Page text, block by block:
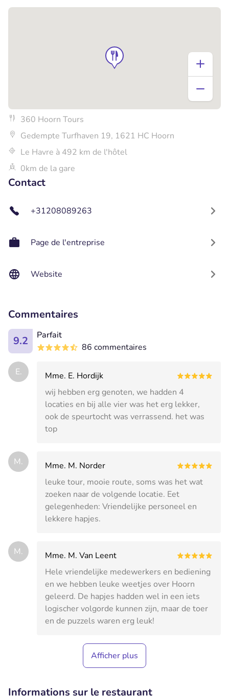
360 Hoorn Tours
Gedempte Turfhaven 19, 1621 HC Hoorn
Le Havre à 492 km de l'hôtel
0km de la gare
Contact
+31208089263
Page de l'entreprise
Website
Commentaires
9.2
Parfait
86 commentaires
E.
Mme. E. Hordijk
wij hebben erg genoten, we hadden 4
locaties en bij alle vier was het erg lekker,
ook de speurtocht was verrassend. het was
top
M.
Mme. M. Norder
leuke tour, mooie route, soms was het wat
zoeken naar de volgende locatie. Eet
gelegenheden: Vriendelijke personeel en
lekkere hapjes.
M.
Mme. M. Van Leent
Hele vriendelijke medewerkers en bediening
en we hebben leuke weetjes over Hoorn
geleerd. De hapjes hadden wel in een iets
logischer volgorde kunnen zijn, maar de toer
en de puzzels waren erg leuk!
Afficher plus
Informations sur le restaurant